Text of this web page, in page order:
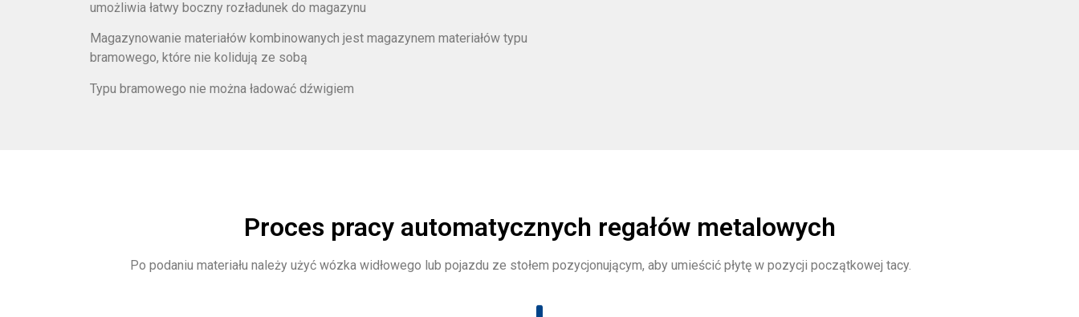
umożliwia łatwy boczny rozładunek do magazynu
Magazynowanie materiałów kombinowanych jest magazynem materiałów typu
bramowego, które nie kolidują ze sobą
Typu bramowego nie można ładować dźwigiem
Proces pracy automatycznych regałów metalowych
Po podaniu materiału należy użyć wózka widłowego lub pojazdu ze stołem pozycjonującym, aby umieścić płytę w pozycji początkowej tacy.